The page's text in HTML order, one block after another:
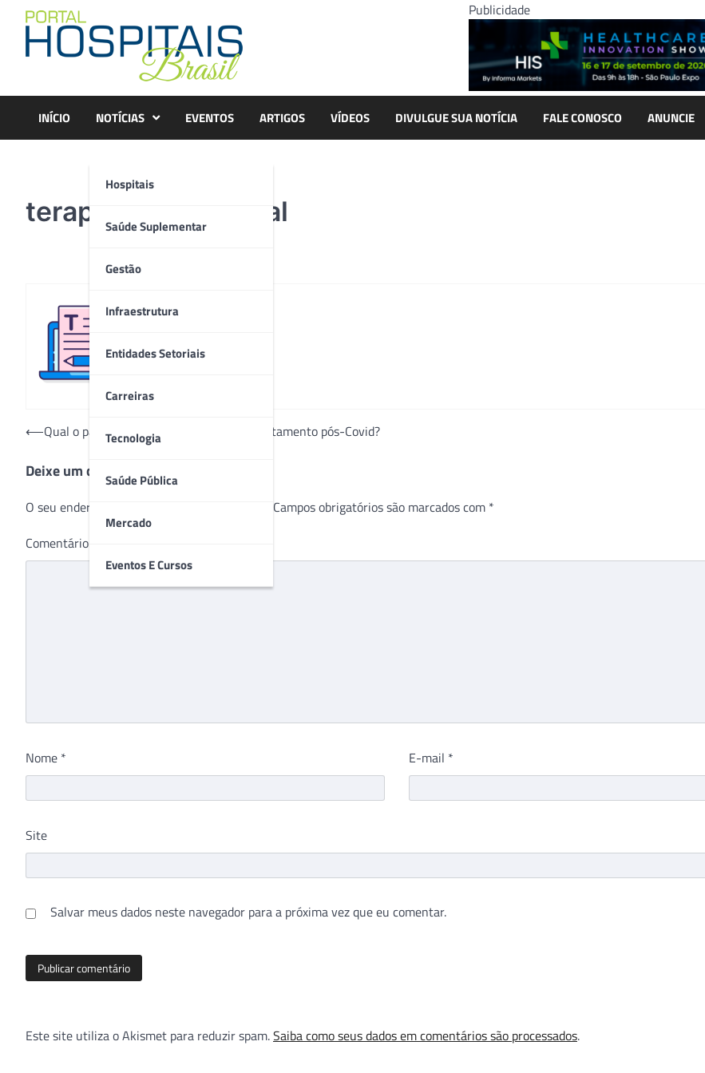
content
Publicidade
INÍCIO NOTÍCIAS
Hospitais
Saúde Suplementar
Gestão
Infraestrutura
Entidades Setoriais
Carreiras
Tecnologia
Saúde Pública
Mercado
Eventos E Cursos
EVENTOS ARTIGOS VÍDEOS DIVULGUE SUA NOTÍCIA FALE CONOSCO ANUNCIE
terapia_ocupacional
Navegação
Post
⟵Qual o papel da terapia ocupacional no tratamento pós-Covid?
Deixe um comentário
O seu endereço de e-mail não será publicado. Campos obrigatórios são marcados com *
Comentário
Nome * E-mail *
Site
Salvar meus dados neste navegador para a próxima vez que eu comentar.
Este site utiliza o Akismet para reduzir spam.Saiba como seus dados em comentários são processados.